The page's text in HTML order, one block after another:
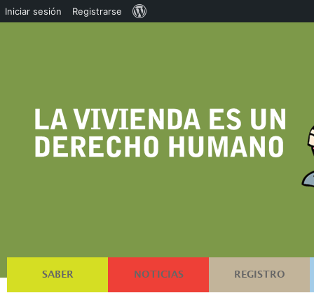
SABER NOTICIAS REGISTRO
Iniciar sesión Registrarse